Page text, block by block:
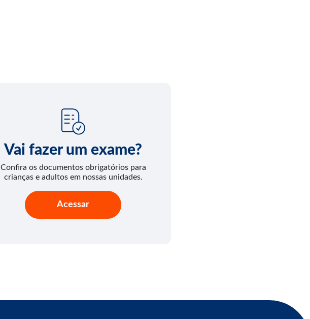
Vai fazer um exame?
Confira os documentos obrigatórios para
crianças e adultos em nossas unidades.
Acessar